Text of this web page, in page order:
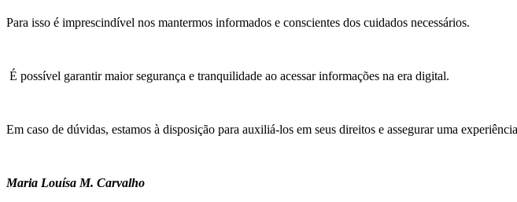
Para isso é imprescindível nos mantermos informados e conscientes dos cuidados necessários.
É possível garantir maior segurança e tranquilidade ao acessar informações na era digital.
Em caso de dúvidas, estamos à disposição para auxiliá-los em seus direitos e assegurar uma
Maria Louísa M. Carvalho